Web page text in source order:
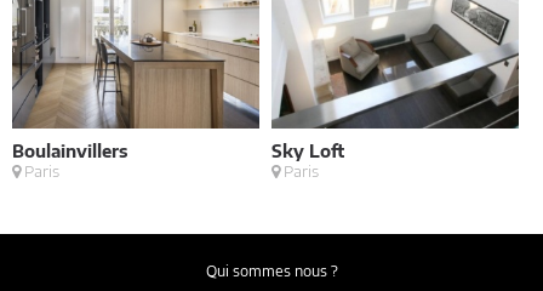
Boulainvillers
Paris
Sky Loft
Paris
Qui sommes nous ?